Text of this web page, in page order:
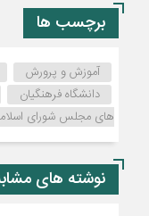
برچسب ها
آموزش و پرورش
دانشگاه فرهنگیان
های مجلس شورای
نوشته های